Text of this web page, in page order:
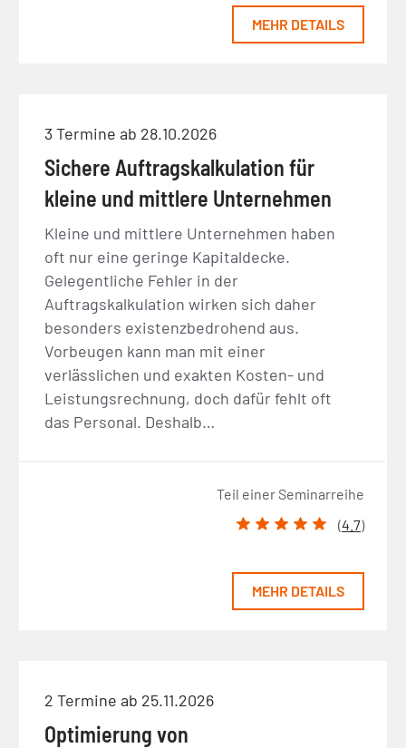
MEHR DETAILS
3 Termine ab 28.10.2026
Sichere Auftragskalkulation für
kleine und mittlere Unternehmen
Kleine und mittlere Unternehmen haben
oft nur eine geringe Kapitaldecke.
Gelegentliche Fehler in der
Auftragskalkulation wirken sich daher
besonders existenzbedrohend aus.
Vorbeugen kann man mit einer
verlässlichen und exakten Kosten- und
Leistungsrechnung, doch dafür fehlt oft
das Personal. Deshalb…
Teil einer Seminarreihe
(4.7)
MEHR DETAILS
2 Termine ab 25.11.2026
Optimierung von